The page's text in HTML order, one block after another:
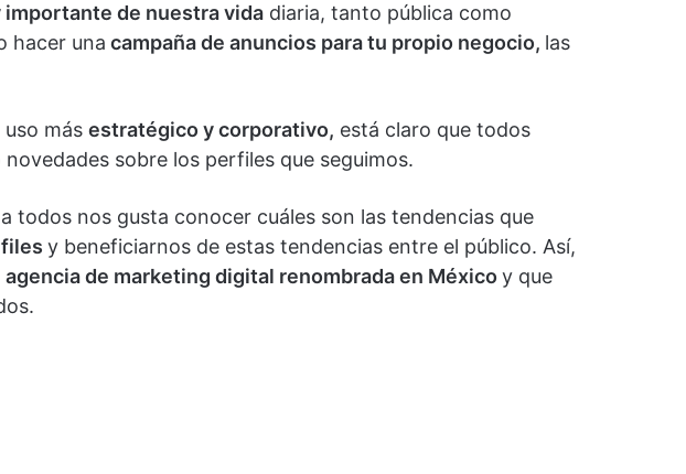
importante de nuestra vida diaria, tanto pública como
hacer una campaña de anuncios para tu propio negocio, las
más estratégico y corporativo, está claro que todos
sobre los perfiles que seguimos.
a todos nos gusta conocer cuáles son las tendencias que
y beneficiarnos de estas tendencias entre el público. Así,
agencia de marketing digital renombrada en México y que